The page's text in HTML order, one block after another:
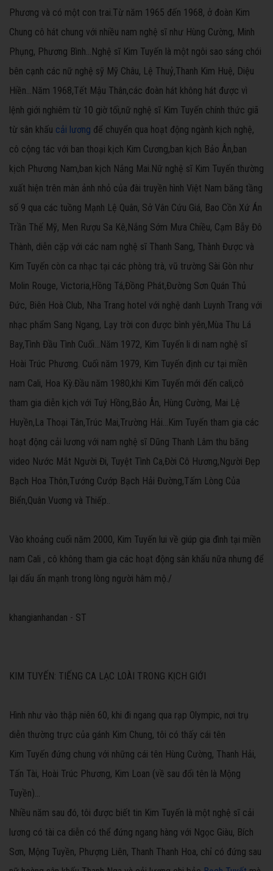
Phương và có một con trai.Từ năm 1965 đến 1968, ở đoàn Kim
Chung cô hát chung với nhiều nam nghệ sĩ như Hùng Cường, Minh
Phụng, Phương Bình...Nghệ sĩ Kim Tuyến là một ngôi sao sáng chói
bên cạnh các nữ nghệ sỹ Mỹ Châu, Lệ Thuỷ,Thanh Kim Huệ, Diệu
Hiền...Năm 1968,Tết Mậu Thân,các đoàn hát không hát được vì
lệnh giới nghiêm từ 10 giờ tối,nữ nghệ sĩ Kim Tuyến chính thức giã
từ sân khấu cải lương để chuyển qua hoạt động ngành kịch nghệ,
cô cộng tác với ban thoại kịch Kim Cương,ban kịch Bảo Ân,ban
kịch Phương Nam,ban kịch Nắng Mai.Nữ nghệ sĩ Kim Tuyến thường
xuất hiện trên màn ảnh nhỏ của đài truyền hình Việt Nam băng tầng
số 9 qua các tuồng Mạnh Lệ Quân, Sở Vân Cứu Giá, Bao Cồn Xứ Án
Trần Thế Mỹ, Men Rượu Sa Kê,Nắng Sớm Mưa Chiều, Cạm Bẫy Đô
Thành, diễn cặp với các nam nghệ sĩ Thanh Sang, Thành Được và
Kim Tuyến còn ca nhạc tại các phòng trà, vũ trường Sài Gòn như
Molin Rouge, Victoria,Hồng Tá,Đồng Phát,Đường Sơn Quán Thủ
Đức, Biên Hoà Club, Nha Trang hotel với nghệ danh Luynh Trang với
nhạc phẩm Sang Ngang, Lạy trời con được bình yên,Mùa Thu Lá
Bay,Tình Đầu Tình Cuối...Năm 1972, Kim Tuyến li di nam nghệ sĩ
Hoài Trúc Phương. Cuối năm 1979, Kim Tuyến định cư tại miền
nam Cali, Hoa Kỳ.Đầu năm 1980,khi Kim Tuyến mới đến cali,cô
tham gia diễn kịch với Tuý Hồng,Bảo Ân, Hùng Cường, Mai Lệ
Huyền,La Thoại Tân,Trúc Mai,Trường Hải...Kim Tuyến tham gia các
hoạt động cải lương với nam nghệ sĩ Dũng Thanh Lâm thu băng
video Nước Mắt Người Đi, Tuyệt Tình Ca,Đời Cô Hương,Người Đẹp
Bạch Hoa Thôn,Tướng Cướp Bạch Hải Đường,Tấm Lòng Của
Biển,Quân Vuơng và Thiếp..
Vào khoảng cuối năm 2000, Kim Tuyến lui về giúp gia đình tại miền
nam Cali , cô không tham gia các hoạt động sân khấu nữa nhưng để
lại dấu ấn mạnh trong lòng người hâm mộ./
khangianhandan - ST
KIM TUYẾN: TIẾNG CA LẠC LOÀI TRONG KỊCH GIỚI
Hình như vào thập niên 60, khi đi ngang qua rạp Olympic, nơi trụ
diễn thường trực của gánh Kim Chung, tôi có thấy cái tên
Kim Tuyến đứng chung với những cái tên Hùng Cường, Thanh Hải,
Tấn Tài, Hoài Trúc Phương, Kim Loan (về sau đổi tên là Mộng
Tuyền)…
Nhiều năm sau đó, tôi được biết tin Kim Tuyến là một nghệ sĩ cải
lương có tài ca diễn có thể đứng ngang hàng với Ngọc Giàu, Bích
Sơn, Mộng Tuyền, Phượng Liên, Thanh Thanh Hoa, chỉ có đứng sau